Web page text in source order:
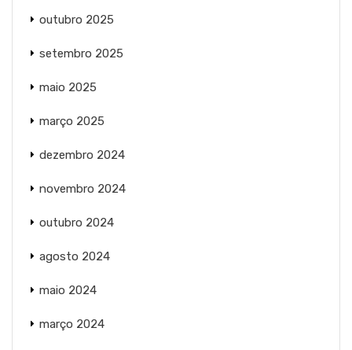
outubro 2025
setembro 2025
maio 2025
março 2025
dezembro 2024
novembro 2024
outubro 2024
agosto 2024
maio 2024
março 2024